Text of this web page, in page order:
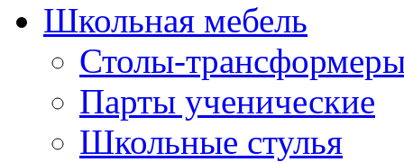
Школьная мебель
Столы-
Парты ученические
Школьные стулья